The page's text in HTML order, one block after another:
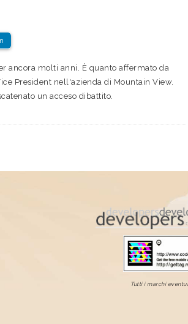
ancora molti anni. È quanto affermato da
President nell'azienda di Mountain View.
un acceso dibattito.
Tutti i marchi